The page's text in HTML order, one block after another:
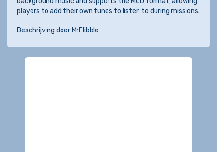
players to add their own tunes to listen to during missions.
Beschrijving door MrFlibble